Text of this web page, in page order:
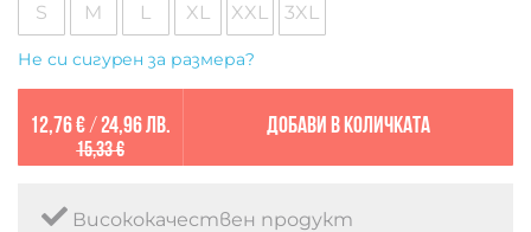
S M L XL XXL 3XL
Не си сигурен за размера?
12,76 €/ 24,96 лв.
15,33 €
Добави в количката
Висококачествен продукт